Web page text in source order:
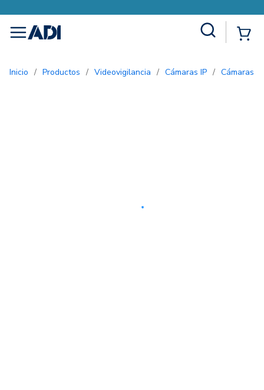
menu
Inicio / Productos / Videovigilancia / Cámaras IP / Cámaras